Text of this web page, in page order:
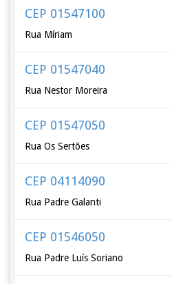
CEP 01547100
Rua Míriam
CEP 01547040
Rua Nestor Moreira
CEP 01547050
Rua Os Sertões
CEP 04114090
Rua Padre Galanti
CEP 01546050
Rua Padre Luís Soriano